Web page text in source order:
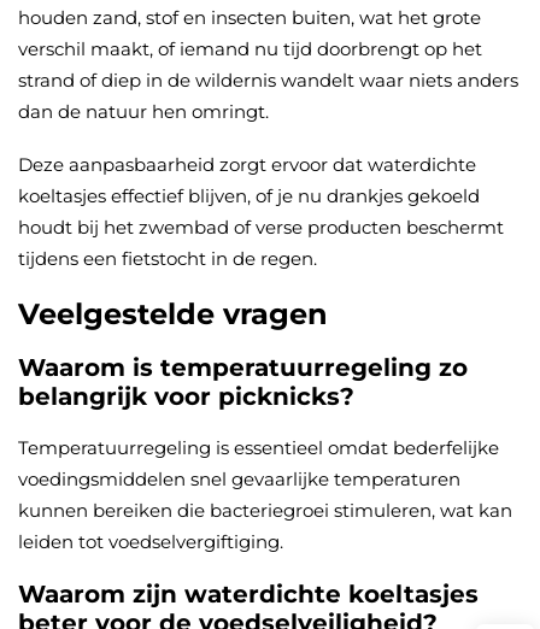
houden zand, stof en insecten buiten, wat het grote
verschil maakt, of iemand nu tijd doorbrengt op het
strand of diep in de wildernis wandelt waar niets anders
dan de natuur hen omringt.
Deze aanpasbaarheid zorgt ervoor dat waterdichte
koeltasjes effectief blijven, of je nu drankjes gekoeld
houdt bij het zwembad of verse producten beschermt
tijdens een fietstocht in de regen.
Veelgestelde vragen
Waarom is temperatuurregeling zo
belangrijk voor picknicks?
Temperatuurregeling is essentieel omdat bederfelijke
voedingsmiddelen snel gevaarlijke temperaturen
kunnen bereiken die bacteriegroei stimuleren, wat kan
leiden tot voedselvergiftiging.
Waarom zijn waterdichte koeltasjes
beter voor de voedselveiligheid?